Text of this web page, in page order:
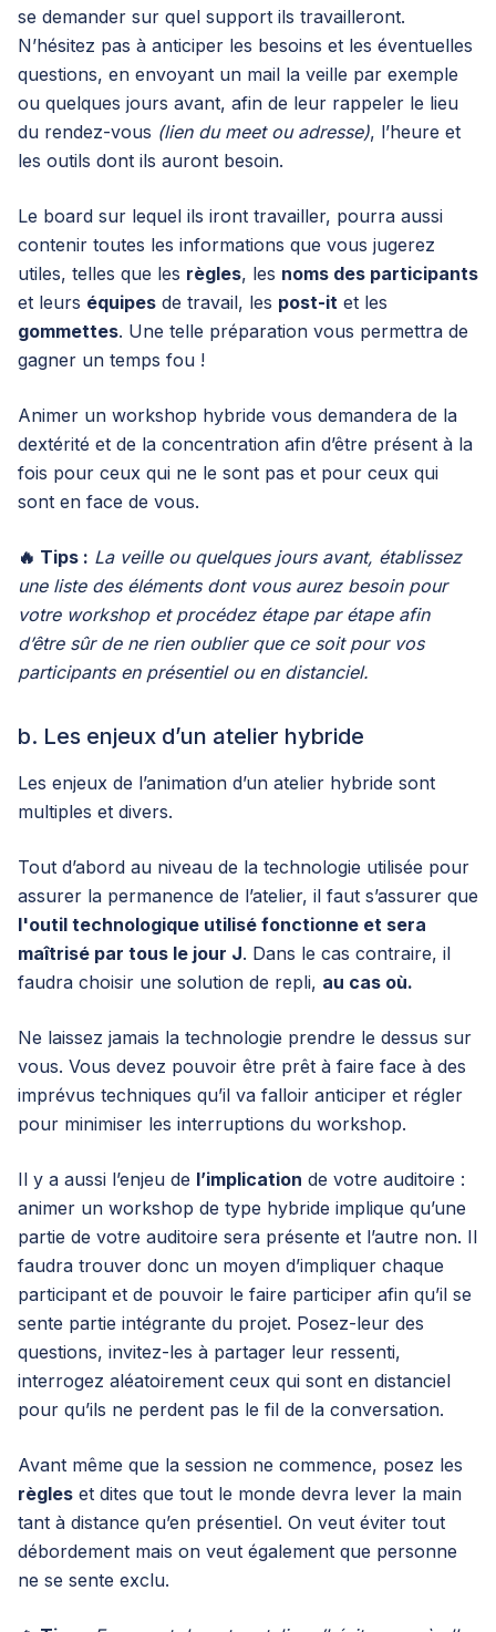
se demander sur quel support ils travailleront.
N’hésitez pas à anticiper les besoins et les éventuelles
questions, en envoyant un mail la veille par exemple
ou quelques jours avant, afin de leur rappeler le lieu
du rendez-vous (lien du meet ou adresse), l’heure et
les outils dont ils auront besoin.
Le board sur lequel ils iront travailler, pourra aussi
contenir toutes les informations que vous jugerez
utiles, telles que les règles, les noms des participants
et leurs équipes de travail, les post-it et les
gommettes. Une telle préparation vous permettra de
gagner un temps fou !
Animer un workshop hybride vous demandera de la
dextérité et de la concentration afin d’être présent à la
fois pour ceux qui ne le sont pas et pour ceux qui
sont en face de vous.
🔥 Tips : La veille ou quelques jours avant, établissez
une liste des éléments dont vous aurez besoin pour
votre workshop et procédez étape par étape afin
d’être sûr de ne rien oublier que ce soit pour vos
participants en présentiel ou en distanciel.
b. Les enjeux d’un atelier hybride
Les enjeux de l’animation d’un atelier hybride sont
multiples et divers.
Tout d’abord au niveau de la technologie utilisée pour
assurer la permanence de l’atelier, il faut s’assurer que
l'outil technologique utilisé fonctionne et sera
maîtrisé par tous le jour J. Dans le cas contraire, il
faudra choisir une solution de repli, au cas où.
Ne laissez jamais la technologie prendre le dessus sur
vous. Vous devez pouvoir être prêt à faire face à des
imprévus techniques qu’il va falloir anticiper et régler
pour minimiser les interruptions du workshop.
Il y a aussi l’enjeu de l’implication de votre auditoire :
animer un workshop de type hybride implique qu’une
partie de votre auditoire sera présente et l’autre non. Il
faudra trouver donc un moyen d’impliquer chaque
participant et de pouvoir le faire participer afin qu’il se
sente partie intégrante du projet. Posez-leur des
questions, invitez-les à partager leur ressenti,
interrogez aléatoirement ceux qui sont en distanciel
pour qu’ils ne perdent pas le fil de la conversation.
Avant même que la session ne commence, posez les
règles et dites que tout le monde devra lever la main
tant à distance qu’en présentiel. On veut éviter tout
débordement mais on veut également que personne
ne se sente exclu.